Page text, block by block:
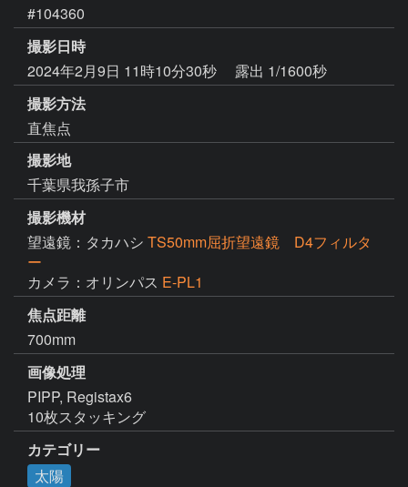
#104360
撮影日時
2024年2月9日 11時10分30秒
露出 1/1600秒
撮影方法
直焦点
撮影地
千葉県我孫子市
撮影機材
望遠鏡：タカハシ TS50mm屈折望遠鏡 D4フィルタ
ー
カメラ：オリンパス E-PL1
焦点距離
700mm
画像処理
PIPP, Registax6
10枚スタッキング
カテゴリー
太陽